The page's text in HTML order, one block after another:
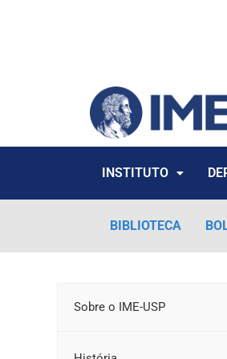
INSTITUTO
BIBLIOTECA
Sobre o IME-USP